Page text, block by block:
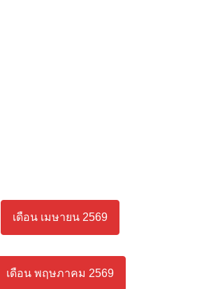
เดือน เมษายน 2569
เดือน พฤษภาคม 2569